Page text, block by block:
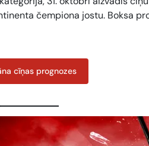
čempiona jostu. Boksa
cīņas prognozes